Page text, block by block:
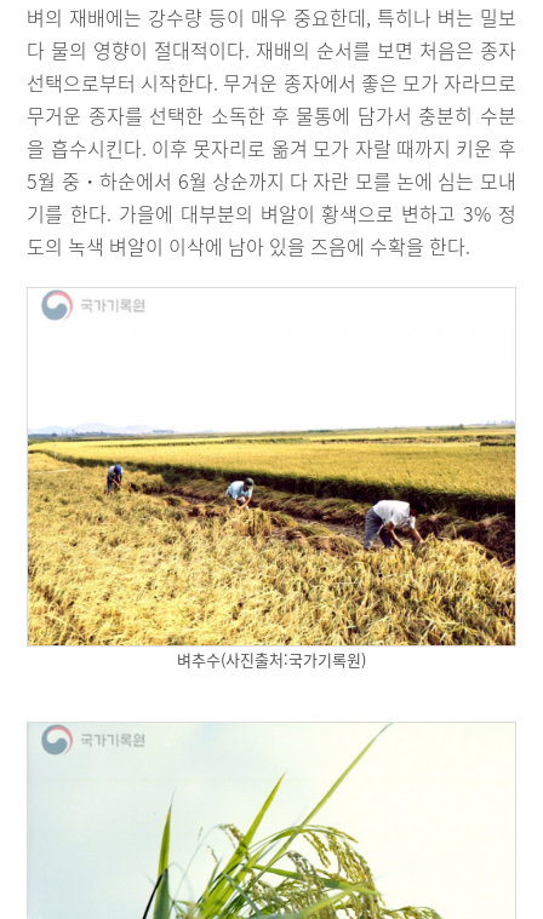
벼의 재배에는 강수량 등이 매우 중요한데, 특히나 벼는 밀보
다 물의 영향이 절대적이다. 재배의 순서를 보면 처음은 종자
선택으로부터 시작한다. 무거운 종자에서 좋은 모가 자라므로
무거운 종자를 선택한 소독한 후 물통에 담가서 충분히 수분
을 흡수시킨다. 이후 못자리로 옮겨 모가 자랄 때까지 키운 후
5월 중・하순에서 6월 상순까지 다 자란 모를 논에 심는 모내
기를 한다. 가을에 대부분의 벼알이 황색으로 변하고 3% 정
도의 녹색 벼알이 이삭에 남아 있을 즈음에 수확을 한다.
벼추수(사진출처:국가기록원)